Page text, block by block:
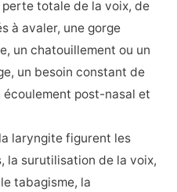
perte totale de la voix, de
à avaler, une gorge
un chatouillement ou un
un besoin constant de
écoulement post-nasal et
laryngite figurent les
la surutilisation de la voix,
tabagisme, la